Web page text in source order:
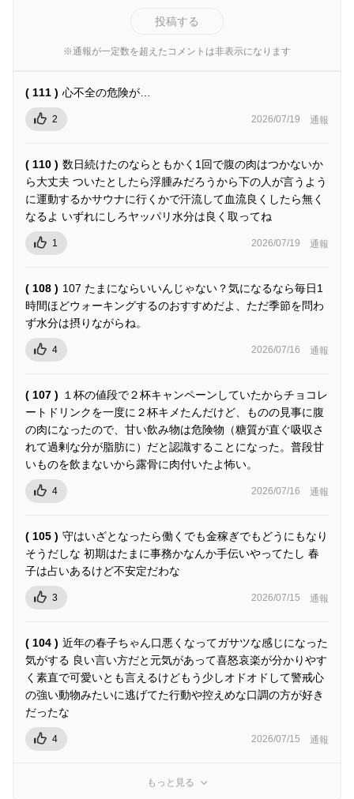
投稿する
※通報が一定数を超えたコメントは非表示になります
( 111 ) 心不全の危険が…
2 2026/07/19 通報
( 110 ) 数日続けたのならともかく1回で腹の肉はつかないか
ら大丈夫 ついたとしたら浮腫みだろうから下の人が言うよう
に運動するかサウナに行くかで汗流して血流良くしたら無く
なるよ いずれにしろヤッパリ水分は良く取ってね
1 2026/07/19 通報
( 108 ) 107 たまにならいいんじゃない？気になるなら毎日1
時間ほどウォーキングするのおすすめだよ、ただ季節を問わ
ず水分は摂りながらね。
4 2026/07/16 通報
( 107 ) １杯の値段で２杯キャンペーンしていたからチョコレ
ートドリンクを一度に２杯キメたんだけど、ものの見事に腹
の肉になったので、甘い飲み物は危険物（糖質が直ぐ吸収さ
れて過剰な分が脂肪に）だと認識することになった。普段甘
いものを飲まないから露骨に肉付いたよ怖い。
4 2026/07/16 通報
( 105 ) 守はいざとなったら働くでも金稼ぎでもどうにもなり
そうだしな 初期はたまに事務かなんか手伝いやってたし 春
子は占いあるけど不安定だわな
3 2026/07/15 通報
( 104 ) 近年の春子ちゃん口悪くなってガサツな感じになった
気がする 良い言い方だと元気があって喜怒哀楽が分かりやす
く素直で可愛いとも言えるけどもう少しオドオドして警戒心
の強い動物みたいに逃げてた行動や控えめな口調の方が好き
だったな
4 2026/07/15 通報
もっと見る